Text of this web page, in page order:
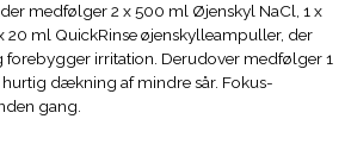
medfølger 2 x 500 ml Øjenskyl NaCl, 1 x
20 ml QuickRinse øjenskylleampuller, der
forebygger irritation. Derudover medfølger 1
dækning af mindre sår. Fokus-
gang.